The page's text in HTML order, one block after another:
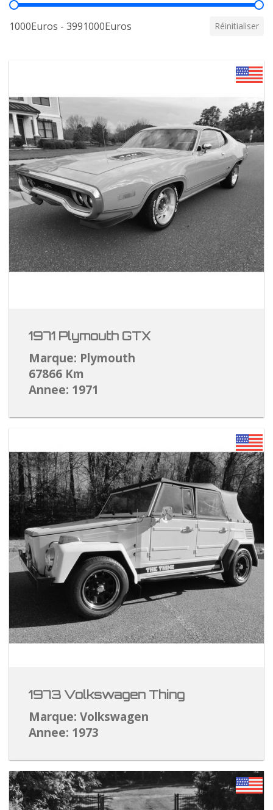
Prix
1000Euros - 3991000Euros Réinitialiser
1971 Plymouth GTX
Marque: Plymouth
67866 Km
Annee: 1971
1973 Volkswagen Thing
Marque: Volkswagen
Annee: 1973